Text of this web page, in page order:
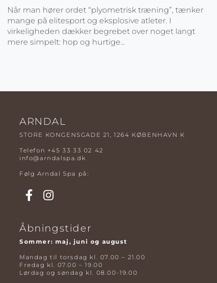
Når man hører ordet “plyometrisk træning”, tænker
mange på elitesport og eksplosive atleter. I
virkeligheden dækker begrebet over noget langt
mere simpelt: hop og hurtige...
ARNDAL
STORE KONGENSGADE 21, 1264 KØBENHAVN K
Telefon +45 33 33 02 42
info@arndalspa.dk
Følg Arndal Spa på:
Åbningstider
Sommer: maj, juni og august
Mandag til torsdag kl. 07.00 – 21.00
Fredag kl. 07.00 – 19.00
Lørdag og søndag kl. 08.00-19.00